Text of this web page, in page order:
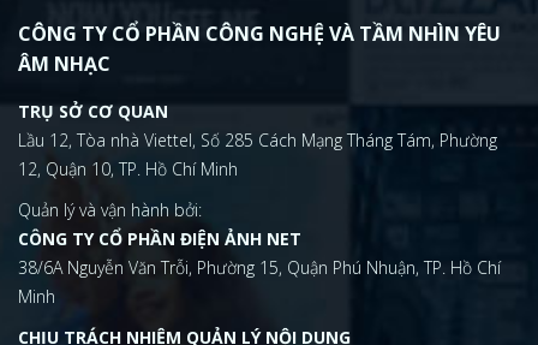
CÔNG TY CỔ PHẦN CÔNG NGHỆ VÀ TẦM NHÌN YÊU
ÂM NHẠC
TRỤ SỞ CƠ QUAN
Lầu 12, Tòa nhà Viettel, Số 285 Cách Mạng Tháng Tám, Phường
12, Quận 10, TP. Hồ Chí Minh
Quản lý và vận hành bởi:
CÔNG TY CỔ PHẦN ĐIỆN ẢNH NET
38/6A Nguyễn Văn Trỗi, Phường 15, Quận Phú Nhuận, TP. Hồ Chí
Minh
CHỊU TRÁCH NHIỆM QUẢN LÝ NỘI DUNG